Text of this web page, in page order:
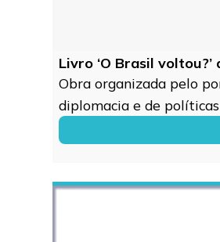
Livro ‘O Brasil
Obra organizada pelo
diplomacia e de